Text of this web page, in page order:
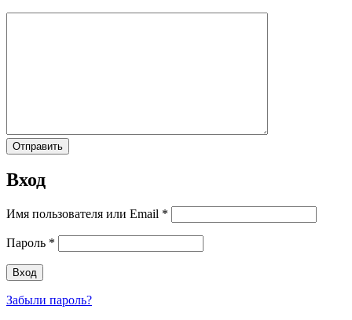
Вход
Имя пользователя или Email *
Пароль *
Забыли пароль?